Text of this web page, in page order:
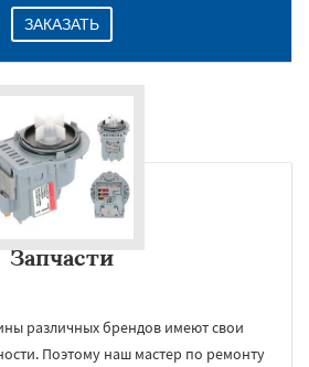
ЗАКАЗАТЬ
Запчасти
различных брендов имеют свои
Поэтому наш мастер по ремонту